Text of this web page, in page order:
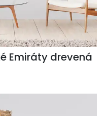
Emiráty drevená